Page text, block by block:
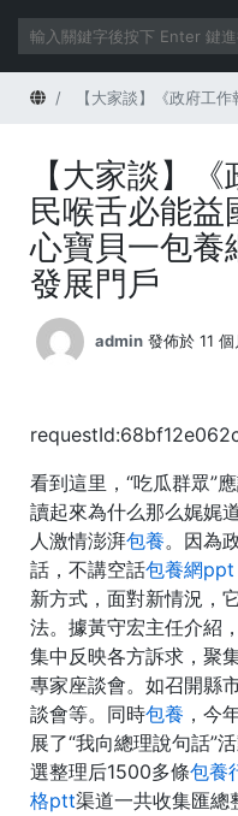
首頁 【大家談】《政府工作報告》為民喉舌必能益國益民 _ 中國發甜心寶貝一包養網展門戶
【大家談】
民喉舌必能益
心寶貝一包養
發展門戶
admin 發佈於 11
看到這里，“吃瓜群眾”
讀起來為什么那么娓娓
人激情澎湃包養。因為
話，不講空話包養網ppt
新方式，面對新情況，它
法。據黃守宏主任介紹
集中反映各方訴求，聚
專家座談會。如召開縣
談會等。同時包養 ，今
展了“我向總理說句話”
選整理后1500多條包養
格ptt渠道一共收集匯總